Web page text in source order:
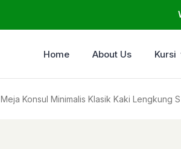
Home About Us Kursi
Meja Konsul Minimalis Klasik Kaki Lengkung S